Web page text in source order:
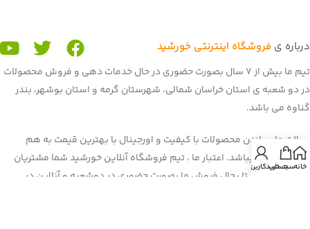
درباره ی فروشگاه اینترنتی خورشید
تیم ما بیش از 7 سال بصورت حضوری در حال خدمات دهی و فروش محصولات
در دو شعبه ی استان خراسان شمالی، شهرستان گرمه و استان بوشهر، بندر
گناوه می باشد.
رسالت ما رساندن محصولات با کیفیت و اورجینال با بهترین قیمت به هم
میهنان عزیز میباشد. اعتبار ما ، تیم فروشگاه آنلاین خورشید شما مشتریان
عزیز می باشید. تا بحال فروش ما بصورت حضوری در دوشعبه و آنلاین در
خانهسبد خرید
حساب کاربری من